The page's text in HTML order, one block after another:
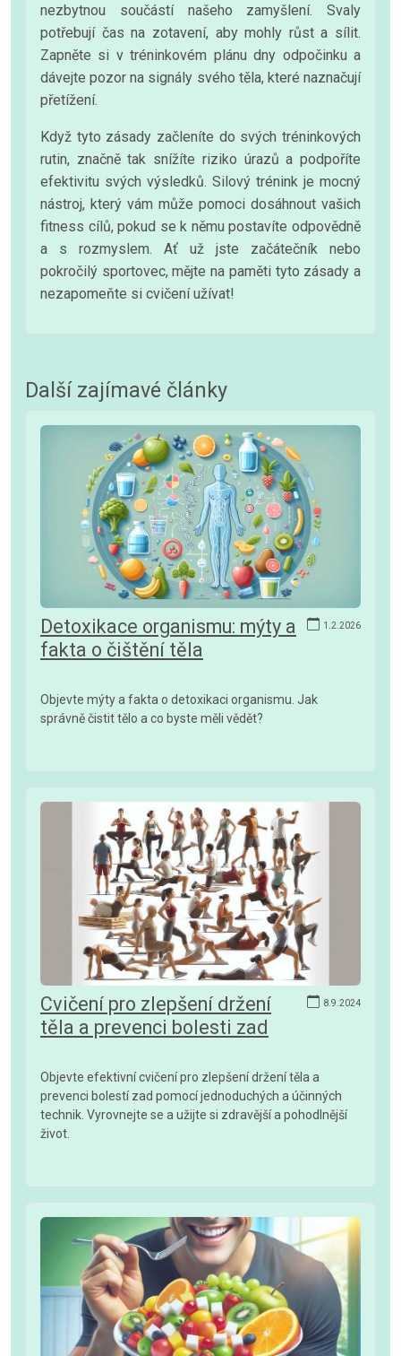
nezbytnou součástí našeho zamyšlení. Svaly
potřebují čas na zotavení, aby mohly růst a sílit.
Zapněte si v tréninkovém plánu dny odpočinku a
dávejte pozor na signály svého těla, které naznačují
přetížení.
Když tyto zásady začleníte do svých tréninkových
rutin, značně tak snížíte riziko úrazů a podpoříte
efektivitu svých výsledků. Silový trénink je mocný
nástroj, který vám může pomoci dosáhnout vašich
fitness cílů, pokud se k němu postavíte odpovědně
a s rozmyslem. Ať už jste začátečník nebo
pokročilý sportovec, mějte na paměti tyto zásady a
nezapomeňte si cvičení užívat!
Další zajímavé články
1.2.2026
Detoxikace organismu: mýty a
fakta o čištění těla
Objevte mýty a fakta o detoxikaci organismu. Jak
správně čistit tělo a co byste měli vědět?
8.9.2024
Cvičení pro zlepšení držení
těla a prevenci bolesti zad
Objevte efektivní cvičení pro zlepšení držení těla a
prevenci bolestí zad pomocí jednoduchých a účinných
technik. Vyrovnejte se a užijte si zdravější a pohodlnější
život.